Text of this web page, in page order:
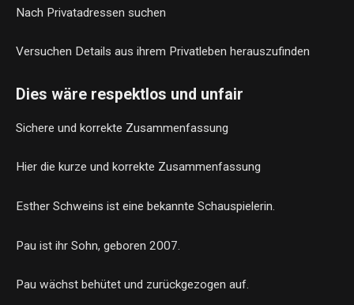
Nach Privatadressen suchen
Versuchen Details aus ihrem Privatleben herauszufinden
Dies wäre respektlos und unfair
Sichere und korrekte Zusammenfassung
Hier die kurze und korrekte Zusammenfassung
Esther Schweins ist eine bekannte Schauspielerin.
Pau ist ihr Sohn, geboren 2007.
Pau wächst behütet und zurückgezogen auf.